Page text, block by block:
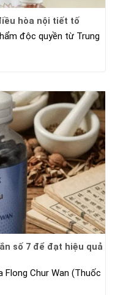
hòa nội tiết tố
độc quyền từ Trung
số 7 để đạt hiệu quả
Chur Wan (Thuốc